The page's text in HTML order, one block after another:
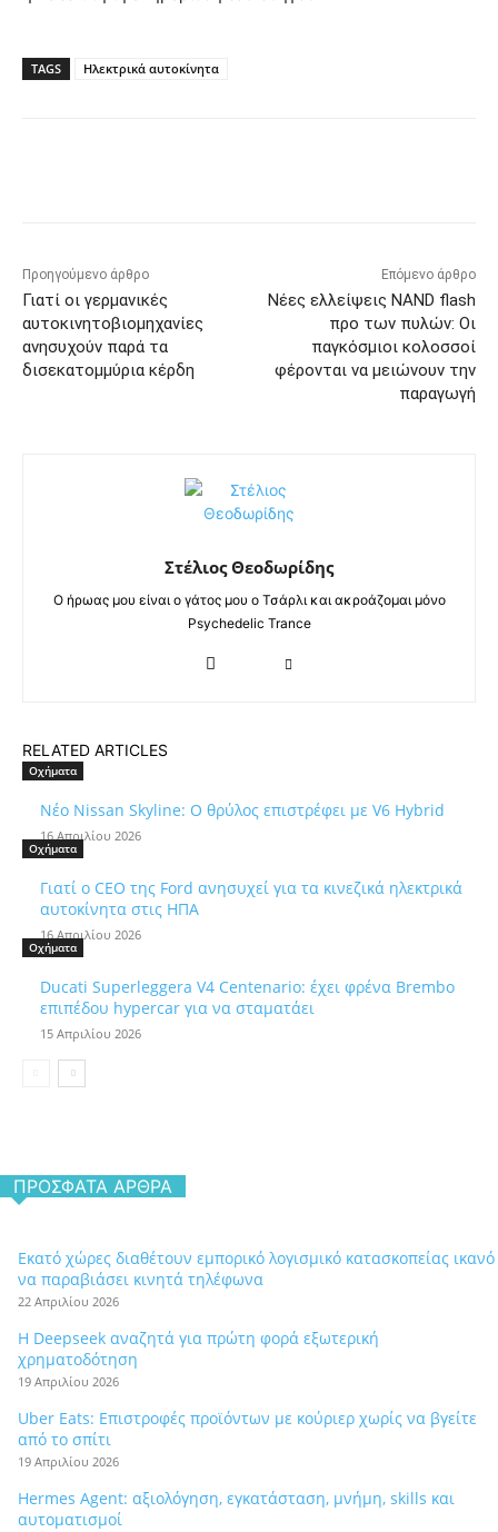
TAGS Ηλεκτρικά αυτοκίνητα
Προηγούμενο άρθρο
Γιατί οι γερμανικές
αυτοκινητοβιομηχανίες
ανησυχούν παρά τα
δισεκατομμύρια κέρδη
Επόμενο άρθρο
Νέες ελλείψεις NAND flash
προ των πυλών: Οι
παγκόσμιοι κολοσσοί
φέρονται να μειώνουν την
παραγωγή
Στέλιος Θεοδωρίδης
Ο ήρωας μου είναι ο γάτος μου ο Τσάρλι και ακροάζομαι μόνο
Psychedelic Trance
RELATED ARTICLES
Οχήματα
Νέο Nissan Skyline: Ο θρύλος επιστρέφει με V6 Hybrid
16 Απριλίου 2026
Οχήματα
Γιατί ο CEO της Ford ανησυχεί για τα κινεζικά ηλεκτρικά
αυτοκίνητα στις ΗΠΑ
16 Απριλίου 2026
Οχήματα
Ducati Superleggera V4 Centenario: έχει φρένα Brembo
επιπέδου hypercar για να σταματάει
15 Απριλίου 2026
ΠΡΌΣΦΑΤΑ ΆΡΘΡΑ
Εκατό χώρες διαθέτουν εμπορικό λογισμικό κατασκοπείας ικανό
να παραβιάσει κινητά τηλέφωνα
22 Απριλίου 2026
Η Deepseek αναζητά για πρώτη φορά εξωτερική
χρηματοδότηση
19 Απριλίου 2026
Uber Eats: Επιστροφές προϊόντων με κούριερ χωρίς να βγείτε
από το σπίτι
19 Απριλίου 2026
Hermes Agent: αξιολόγηση, εγκατάσταση, μνήμη, skills και
αυτοματισμοί